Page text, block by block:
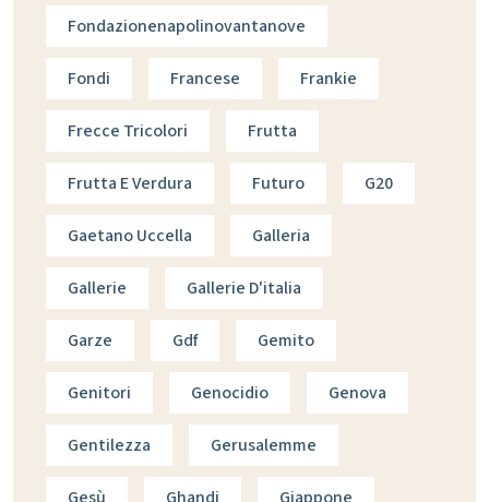
Fondazionenapolinovantanove
Fondi Francese Frankie
Frecce Tricolori Frutta
Frutta E Verdura Futuro G20
Gaetano Uccella Galleria
Gallerie Gallerie D'italia
Garze Gdf Gemito
Genitori Genocidio Genova
Gentilezza Gerusalemme